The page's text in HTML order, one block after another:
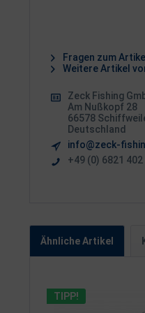
Fragen zum
Weitere Artikel
Zeck Fishing
Am Nußkopf 28
66578
Deutschland
info@zeck-
+49 (0) 6821
Ähnliche Artikel
TIPP!